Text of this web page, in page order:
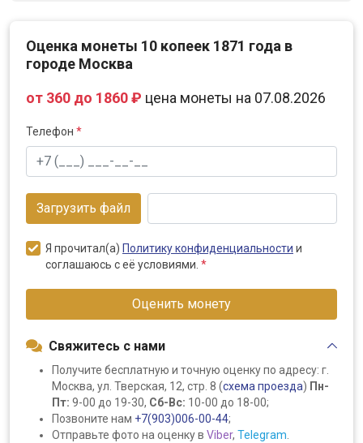
Оценка монеты 10 копеек 1871 года в
городе Москва
от 360 до 1860 ₽ цена монеты на 07.08.2026
Телефон *
Загрузить файл
Я прочитал(а) Политику конфиденциальности и
соглашаюсь с её условиями. *
Оценить монету
Свяжитесь с нами
Получите бесплатную и точную оценку по адресу: г.
Москва, ул. Тверская, 12, стр. 8 (схема проезда) Пн-
Пт: 9-00 до 19-30, Сб-Вс: 10-00 до 18-00;
Позвоните нам +7(903)006-00-44;
Отправьте фото на оценку в Viber, Telegram.